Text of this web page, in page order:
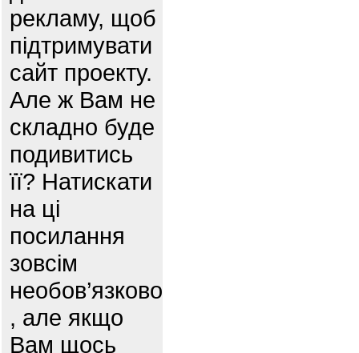
рекламу, щоб
підтримувати
сайт проекту.
Але ж Вам не
складно буде
подивитись
її? Натискати
на ці
посилання
зовсім
необов’язково
, але якщо
Вам щось